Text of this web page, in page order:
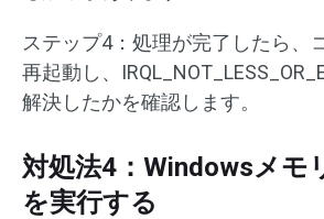
ステップ4：処理が完了したら、
再起動し、
解決したかを確認します。
対処法4：Windowsメモ
を実行する